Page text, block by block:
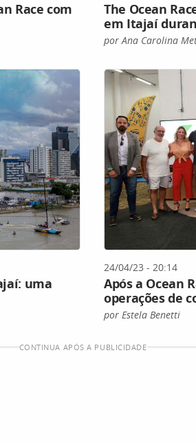
Race com
The Ocean
em Itajaí
por Ana Carolina
uma
24/04/23 - 20:14
Após a Ocean
operações de
por Estela Benetti
CONTINUA APÓS A PUBLICIDADE